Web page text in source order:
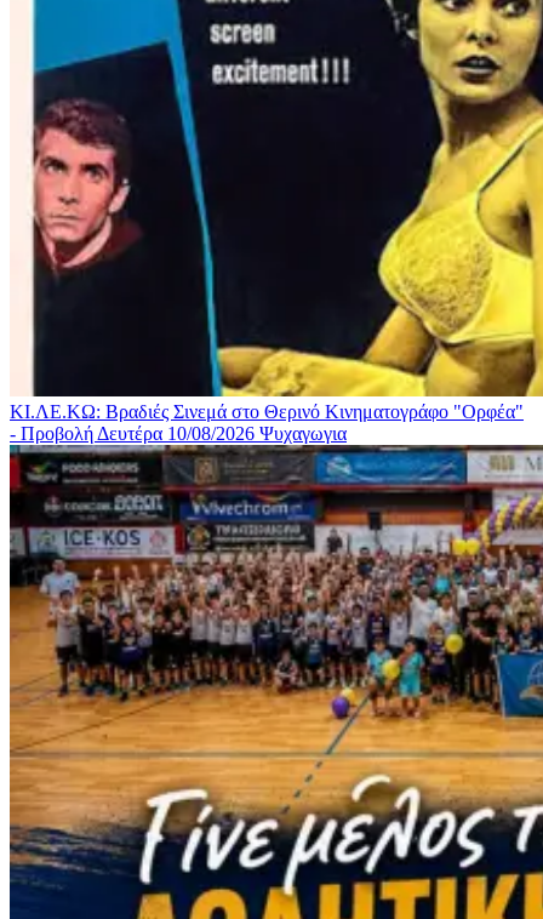
ΚΙ.ΛΕ.ΚΩ: Βραδιές Σινεμά στο Θερινό Κινηματογράφο "Ορφέα"
- Προβολή Δευτέρα 10/08/2026 Ψυχαγωγια